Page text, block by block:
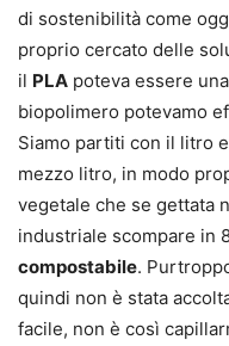
di sostenibilità come
proprio cercato delle
il PLA poteva essere
biopolimero potevamo
Siamo partiti con il litro
mezzo litro, in modo
vegetale che se gettata
industriale scompare in
compostabile.
quindi non è stata
facile, non è così